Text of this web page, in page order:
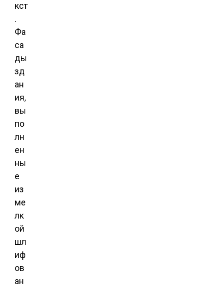
кст
.
Фа
са
ды
зд
ан
ия,
вы
по
лн
ен
ны
е
из
ме
лк
ой
шл
иф
ов
ан